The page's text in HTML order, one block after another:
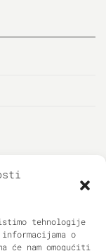
tehnologije
o
će nam omogućiti